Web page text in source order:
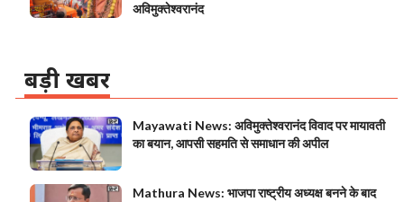
अविमुक्तेश्वरानंद
बड़ी खबर
Mayawati News: अविमुक्तेश्वरानंद विवाद पर मायावती
का बयान, आपसी सहमति से समाधान की अपील
Mathura News: भाजपा राष्ट्रीय अध्यक्ष बनने के बाद